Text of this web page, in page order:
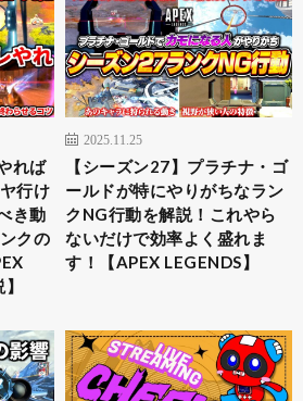
れば
行け
き動
クの
2025.11.25
【シーズン27】プラチナ・ゴ
ールドが特にやりがちなラン
クNG行動を解説！これやら
ないだけで効率よく盛れま
す！【APEX LEGENDS】